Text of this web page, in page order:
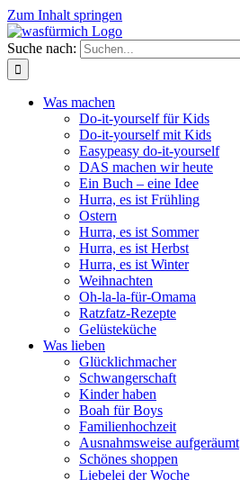
Zum Inhalt springen
Suche nach:
Was machen
Do-it-yourself für Kids
Do-it-yourself mit Kids
Easypeasy do-it-yourself
DAS machen wir heute
Ein Buch – eine Idee
Hurra, es ist Frühling
Ostern
Hurra, es ist Sommer
Hurra, es ist Herbst
Hurra, es ist Winter
Weihnachten
Oh-la-la-für-Omama
Ratzfatz-Rezepte
Gelüsteküche
Was lieben
Glücklichmacher
Schwangerschaft
Kinder haben
Boah für Boys
Familienhochzeit
Ausnahmsweise aufgeräumt
Schönes shoppen
Liebelei der Woche